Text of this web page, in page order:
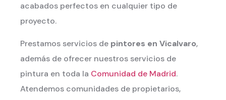
acabados perfectos en cualquier tipo de
proyecto.
Prestamos servicios de pintores en Vicalvaro,
además de ofrecer nuestros servicios de
pintura en toda la Comunidad de Madrid.
Atendemos comunidades de propietarios,